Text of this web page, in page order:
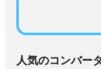
人気のコンバー